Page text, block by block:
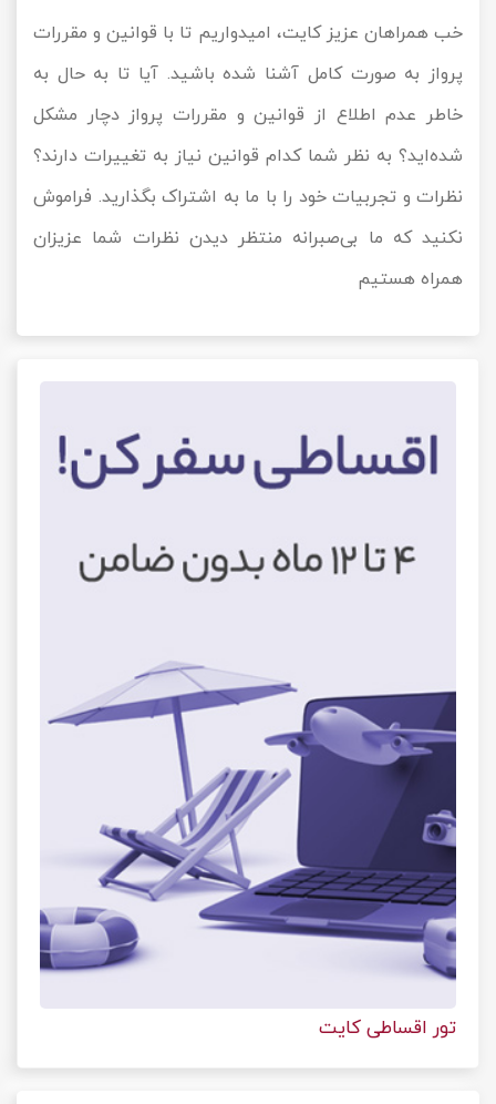
خب همراهان عزیز کایت، امیدواریم تا با قوانین و مقررات
پرواز به صورت کامل آشنا شده باشید. آیا تا به حال به
خاطر عدم اطلاع از قوانین و مقررات پرواز دچار مشکل
شده‌اید؟ به نظر شما کدام قوانین نیاز به تغییرات دارند؟
نظرات و تجربیات خود را با ما به اشتراک بگذارید. فراموش
نکنید که ما بی‌صبرانه منتظر دیدن نظرات شما عزیزان
همراه هستیم
تور اقساطی کایت